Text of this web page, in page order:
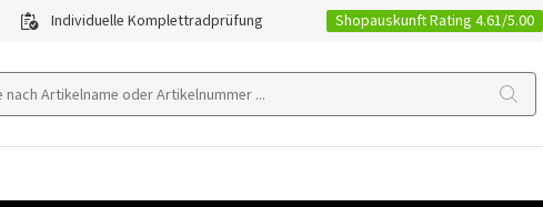
Individuelle Komplettradprüfung Shopauskunft Rating 4.61/5.00